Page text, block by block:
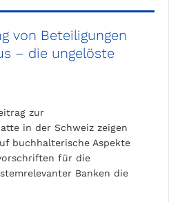
von Beteiligungen
– die ungelöste
zur
in der Schweiz zeigen
buchhalterische Aspekte
für die
Banken die